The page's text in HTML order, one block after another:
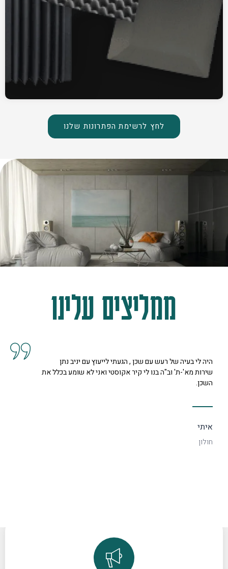
לחץ לרשימת הפתרונות שלנו
ממליצים עלינו
, הגעתי לייעוץ עם יניב נתן
קיר אקוסטי ואני לא שומע בכלל את
קיבלנו שרות מצוין,
נחמדה מאוד בשם קרן